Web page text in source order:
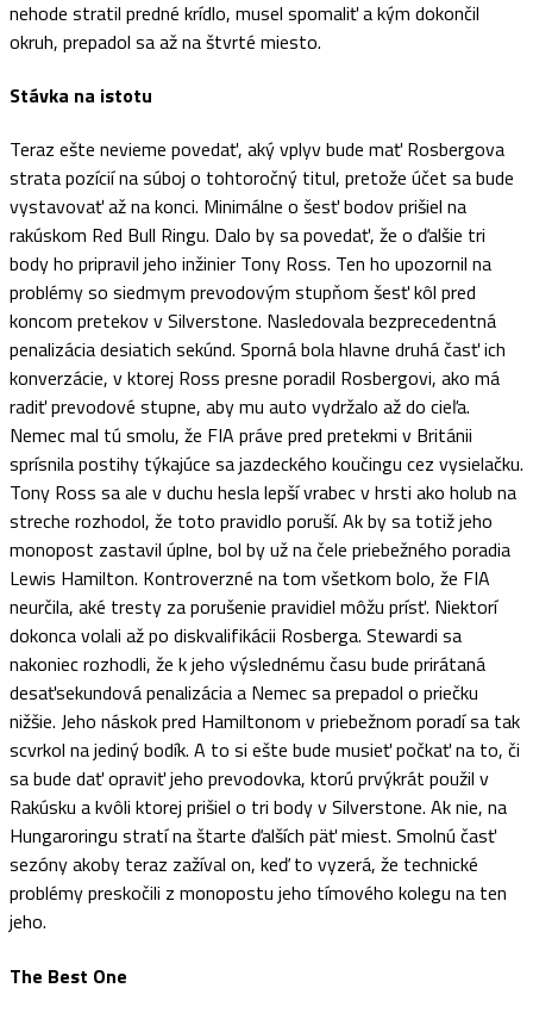
nehode stratil predné krídlo, musel spomaliť a kým dokončil
okruh, prepadol sa až na štvrté miesto.
Stávka na istotu
Teraz ešte nevieme povedať, aký vplyv bude mať Rosbergova
strata pozícií na súboj o tohtoročný titul, pretože účet sa bude
vystavovať až na konci. Minimálne o šesť bodov prišiel na
rakúskom Red Bull Ringu. Dalo by sa povedať, že o ďalšie tri
body ho pripravil jeho inžinier Tony Ross. Ten ho upozornil na
problémy so siedmym prevodovým stupňom šesť kôl pred
koncom pretekov v Silverstone. Nasledovala bezprecedentná
penalizácia desiatich sekúnd. Sporná bola hlavne druhá časť ich
konverzácie, v ktorej Ross presne poradil Rosbergovi, ako má
radiť prevodové stupne, aby mu auto vydržalo až do cieľa.
Nemec mal tú smolu, že FIA práve pred pretekmi v Británii
sprísnila postihy týkajúce sa jazdeckého koučingu cez vysielačku.
Tony Ross sa ale v duchu hesla lepší vrabec v hrsti ako holub na
streche rozhodol, že toto pravidlo poruší. Ak by sa totiž jeho
monopost zastavil úplne, bol by už na čele priebežného poradia
Lewis Hamilton. Kontroverzné na tom všetkom bolo, že FIA
neurčila, aké tresty za porušenie pravidiel môžu prísť. Niektorí
dokonca volali až po diskvalifikácii Rosberga. Stewardi sa
nakoniec rozhodli, že k jeho výslednému času bude prirátaná
desaťsekundová penalizácia a Nemec sa prepadol o priečku
nižšie. Jeho náskok pred Hamiltonom v priebežnom poradí sa tak
scvrkol na jediný bodík. A to si ešte bude musieť počkať na to, či
sa bude dať opraviť jeho prevodovka, ktorú prvýkrát použil v
Rakúsku a kvôli ktorej prišiel o tri body v Silverstone. Ak nie, na
Hungaroringu stratí na štarte ďalších päť miest. Smolnú časť
sezóny akoby teraz zažíval on, keď to vyzerá, že technické
problémy preskočili z monopostu jeho tímového kolegu na ten
jeho.
The Best One